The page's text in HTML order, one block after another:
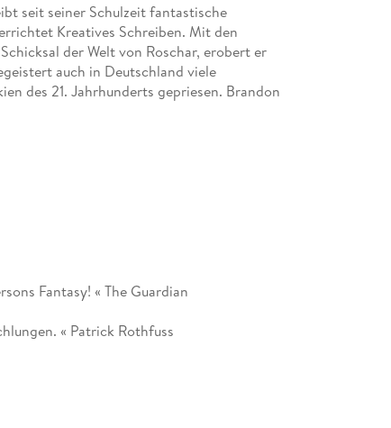
seit seiner Schulzeit fantastische
Kreatives Schreiben. Mit den
der Welt von Roschar, erobert er
auch in Deutschland viele
des 21. Jahrhunderts gepriesen. Brandon
Fantasy! « The Guardian
« Patrick Rothfuss